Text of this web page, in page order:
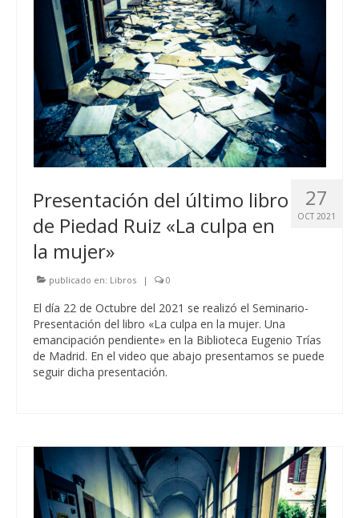
27
OCT 2021
Presentación del último libro
de Piedad Ruiz «La culpa en
la mujer»
publicado en: Libros | 0
El día 22 de Octubre del 2021 se realizó el Seminario-
Presentación del libro «La culpa en la mujer. Una
emancipación pendiente» en la Biblioteca Eugenio Trías
de Madrid. En el video que abajo presentamos se puede
seguir dicha presentación.